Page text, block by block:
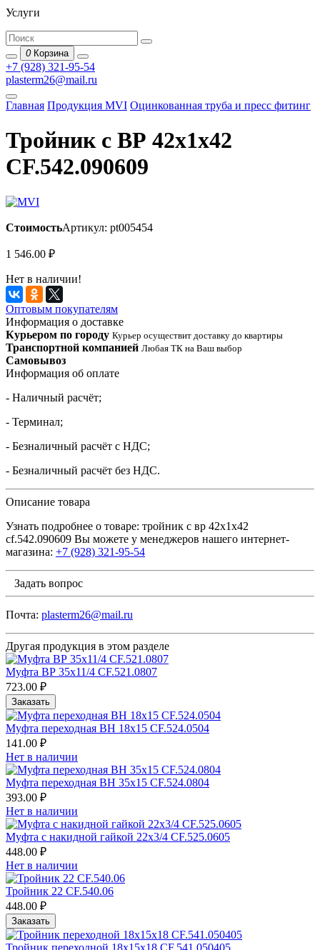
Услуги
0 Корзина
+7 (928) 321-95-54
plasterm26@mail.ru
Главная Продукция MVI Оцинкованная труба и пресс фитинг
Тройник с ВР 42х1х42
CF.542.090609
СтоимостьАртикул: pt005454
1 546.00 ₽
Нет в наличии!
Оптовым покупателям
Информация о доставке
Курьером по городу Курьер осуществит доставку до квартиры
Транспортной компанией Любая ТК на Ваш выбор
Самовывоз
Информация об оплате
- Наличный расчёт;
- Терминал;
- Безналичный расчёт с НДС;
- Безналичный расчёт без НДС.
Описание товара
Узнать подробнее о товаре: тройник с вр 42х1х42
cf.542.090609 Вы можете у менеджеров нашего интернет-
магазина: +7 (928) 321-95-54
Задать вопрос
Почта: plasterm26@mail.ru
Другая продукция в этом разделе
Муфта ВР 35х11/4 CF.521.0807
723.00 ₽
Заказать
Муфта переходная ВН 18х15 CF.524.0504
141.00 ₽
Нет в наличии
Муфта переходная ВН 35х15 CF.524.0804
393.00 ₽
Нет в наличии
Муфта с накидной гайкой 22х3/4 CF.525.0605
448.00 ₽
Нет в наличии
Тройник 22 CF.540.06
448.00 ₽
Заказать
Тройник переходной 18х15х18 CF.541.050405